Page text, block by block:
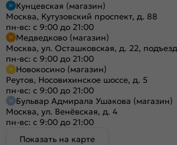
Кунцевская (магазин)
Москва, Кутузовский проспект, д. 88
пн-вс: с 9:00 до 21:00
Медведково (магазин)
Москва, ул. Осташковская, д. 22,
пн-вс: с 9:00 до 21:00
Новокосино (магазин)
Реутов, Носовихинское шоссе, д. 5
пн-вс: с 9:00 до 21:00
Бульвар Адмирала Ушакова (магазин)
Москва, ул. Венёвская, д. 4
пн-вс: с 9:00 до 21:00
Показать на карте